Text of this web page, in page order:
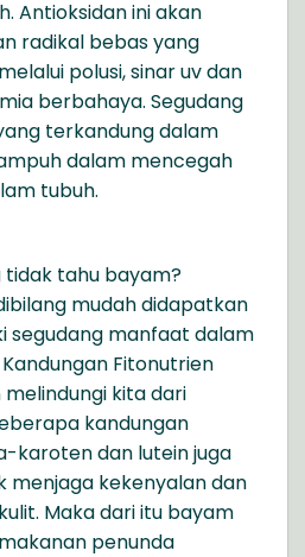
Antioksidan ini akan
radikal bebas yang
polusi, sinar uv dan
berbahaya. Segudang
terkandung dalam
dalam mencegah
tubuh.
tidak tahu bayam?
mudah didapatkan
segudang manfaat dalam
Fitonutrien
kita dari
kandungan
karoten dan lutein juga
menjaga kekenyalan dan
Maka dari itu bayam
penunda